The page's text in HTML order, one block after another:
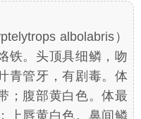
albolabris）
铁。头顶具细鳞，吻
青管牙，有剧毒。体
；腹部黄白色。体最
上唇黄白色。鼻间鳞